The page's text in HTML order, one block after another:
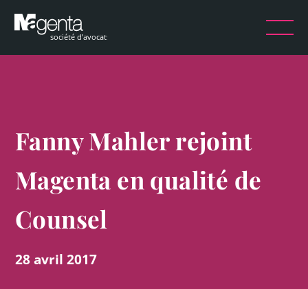
Fanny Mahler rejoint
Magenta en qualité de
Counsel
28 avril 2017